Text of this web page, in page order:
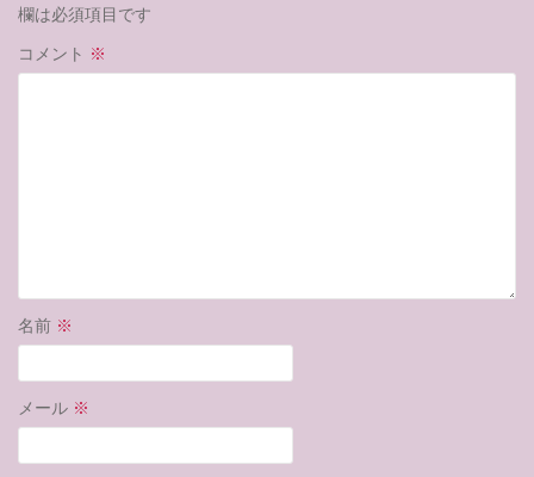
欄は必須項目です
コメント ※
名前 ※
メール ※